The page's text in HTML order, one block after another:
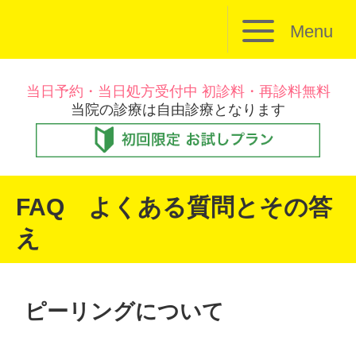
Menu
当日予約・当日処方受付中 初診料・再診料無料
当院の診療は自由診療となります
FAQ よくある質問とその答
え
ピーリングについて